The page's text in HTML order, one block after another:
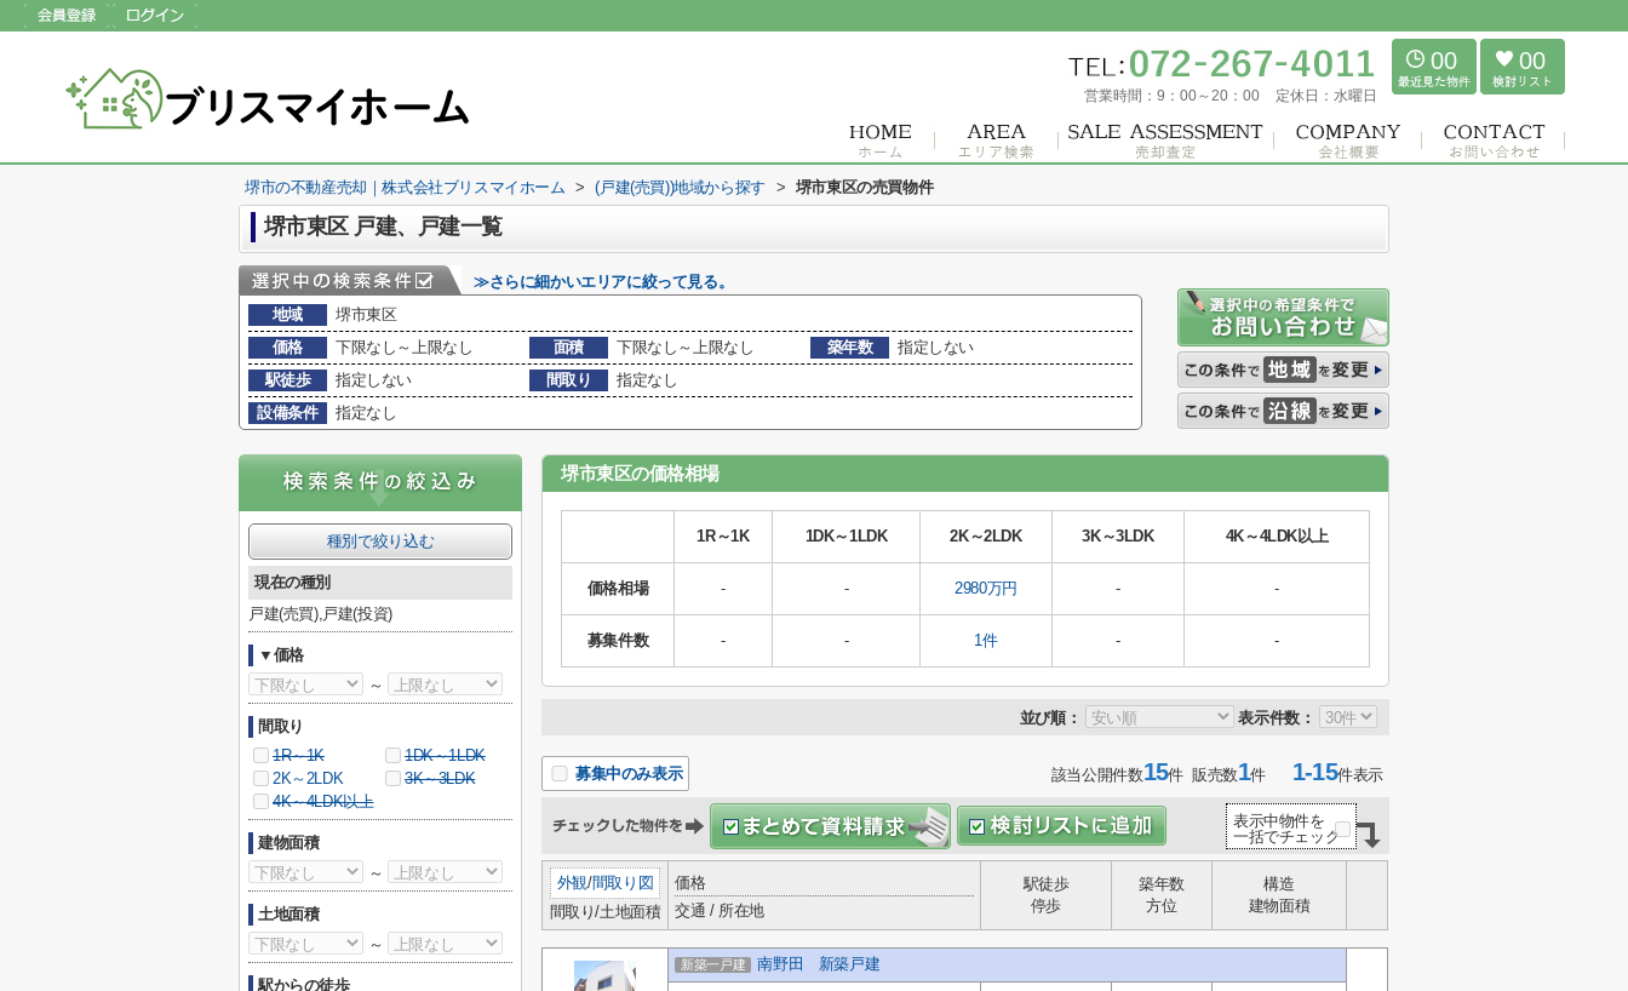
営業時間： 9：00～20：00 定休日： 水曜日
00 00
堺市の不動産売却｜株式会社ブリスマイホーム > (戸建(売買))地域から探す > 堺市東区の売買物件
堺市東区 戸建、戸建一覧
≫さらに細かいエリアに絞って見る。
地域
堺市東区
価格
下限なし～上限なし 面積 下限なし～上限なし 築年数
指定しない
駅徒歩
指定しない 間取り
指定なし
設備条件
指定なし
堺市東区の価格相場
1R～1K 1DK～1LDK 2K～2LDK 3K～3LDK 4K～4LDK以上
価格相場 - - 2980万円 - -
募集件数 - - 1件 - -
並び順： 表示件数：
募集中のみ表示 該当公開件数15件 販売数1件1-15件表示
表示中物件を
一括でチェック
外観/間取り図
間取り/土地面積
価格
交通 / 所在地
駅徒歩
停歩
築年数
方位
構造
建物面積
新築一戸建 南野田 新築戸建
種別で絞り込む
現在の種別
戸建(売買),戸建(投資)
▼価格
～
間取り
1R～1K
1DK～1LDK
2K～2LDK
3K～3LDK
4K～4LDK以上
建物面積
～
土地面積
～
駅からの徒歩